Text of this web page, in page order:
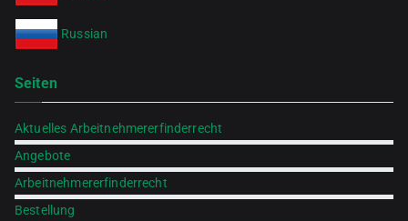
Russian
Seiten
Aktuelles Arbeitnehmererfinderrecht
Angebote
Arbeitnehmererfinderrecht
Bestellung